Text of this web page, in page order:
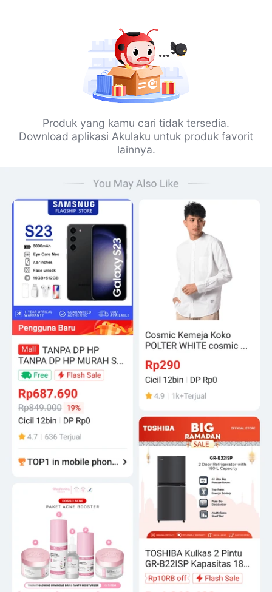
Produk yang kamu cari tidak tersedia.
Download aplikasi Akulaku untuk produk favorit
lainnya.